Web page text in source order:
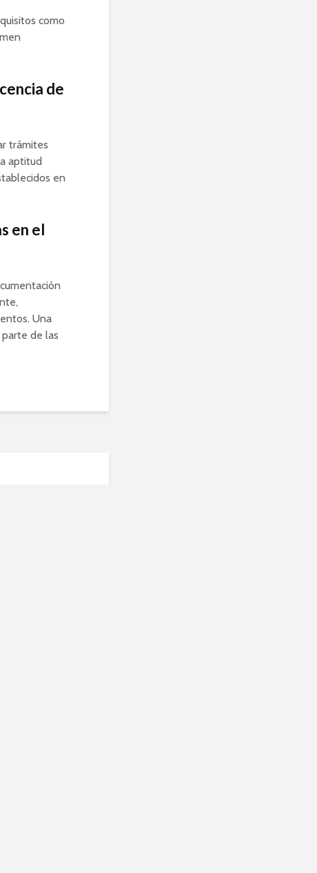
como
de
trámites
aptitud
en
en el
Una
de las